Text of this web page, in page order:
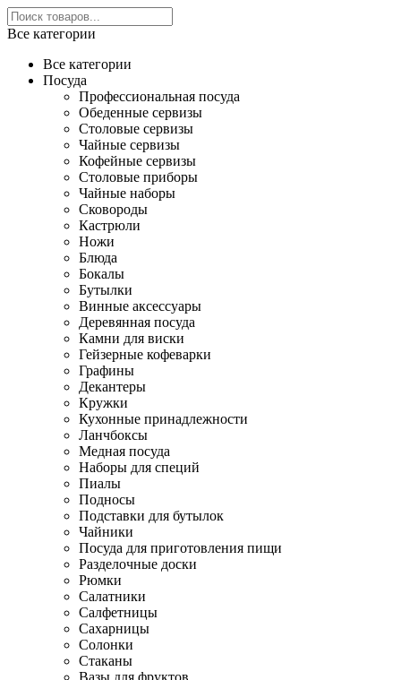
Все категории
Все категории
Посуда
Профессиональная посуда
Обеденные сервизы
Столовые сервизы
Чайные сервизы
Кофейные сервизы
Столовые приборы
Чайные наборы
Сковороды
Кастрюли
Ножи
Блюда
Бокалы
Бутылки
Винные аксессуары
Деревянная посуда
Камни для виски
Гейзерные кофеварки
Графины
Декантеры
Кружки
Кухонные принадлежности
Ланчбоксы
Медная посуда
Наборы для специй
Пиалы
Подносы
Подставки для бутылок
Чайники
Посуда для приготовления пищи
Разделочные доски
Рюмки
Салатники
Салфетницы
Сахарницы
Солонки
Стаканы
Вазы для фруктов